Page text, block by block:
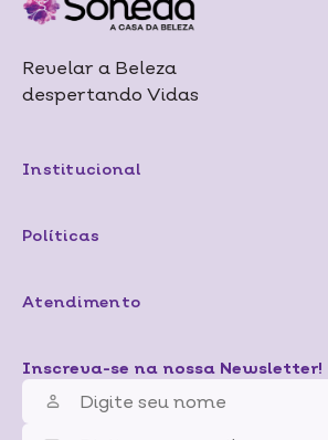
Revelar a Beleza
despertando Vidas
Institucional
Políticas
Atendimento
Inscreva-se na nossa Newsletter!